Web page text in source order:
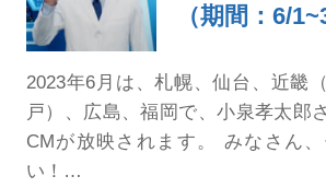
（期間：6/
2023年6月は、札幌、仙台、近畿
戸）、広島、福岡で、小泉孝太郎
CMが放映されます。 みなさん
い！…